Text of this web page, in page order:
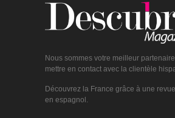
Nous sommes votre meilleur
mettre en contact avec la clientèle
Découvrez la France grâce à une
en espagnol.